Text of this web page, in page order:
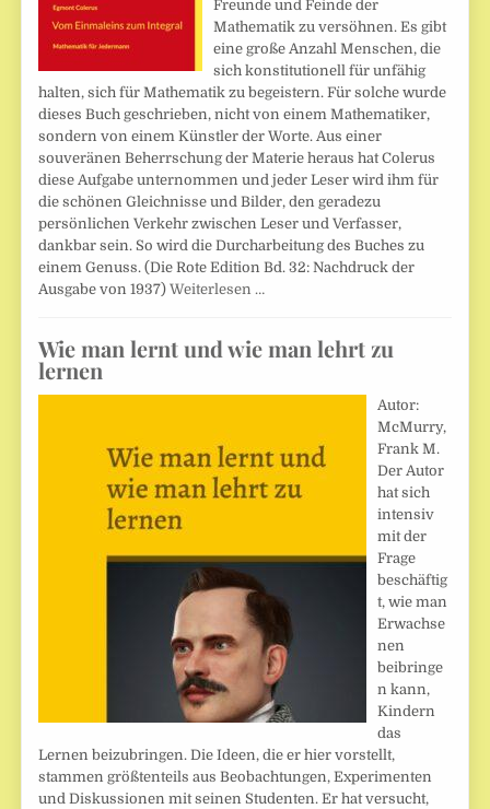
Freunde und Feinde der
Mathematik zu versöhnen. Es gibt
eine große Anzahl Menschen, die
sich konstitutionell für unfähig
halten, sich für Mathematik zu begeistern. Für solche wurde
dieses Buch geschrieben, nicht von einem Mathematiker,
sondern von einem Künstler der Worte. Aus einer
souveränen Beherrschung der Materie heraus hat Colerus
diese Aufgabe unternommen und jeder Leser wird ihm für
die schönen Gleichnisse und Bilder, den geradezu
persönlichen Verkehr zwischen Leser und Verfasser,
dankbar sein. So wird die Durcharbeitung des Buches zu
einem Genuss. (Die Rote Edition Bd. 32: Nachdruck der
Ausgabe von 1937)Weiterlesen …
Wie man lernt und wie man lehrt zu
lernen
Autor:
McMurry,
Frank M.
Der Autor
hat sich
intensiv
mit der
Frage
beschäftig
t, wie man
Erwachse
nen
beibringe
n kann,
Kindern
das
Lernen beizubringen. Die Ideen, die er hier vorstellt,
stammen größtenteils aus Beobachtungen, Experimenten
und Diskussionen mit seinen Studenten. Er hat versucht,